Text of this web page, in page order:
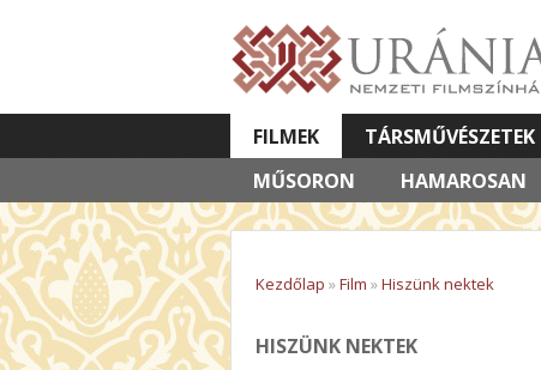
FILMEK
MŰSORON
HAMAROSAN
TÁRSMŰVÉSZETEK
VETÍTETT KÉPES ELŐADÁSOK
Kezdőlap »Film »Hiszünk nektek
HISZÜNK NEKTEK